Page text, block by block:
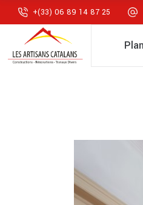
+(33) 06 89 14 87 25